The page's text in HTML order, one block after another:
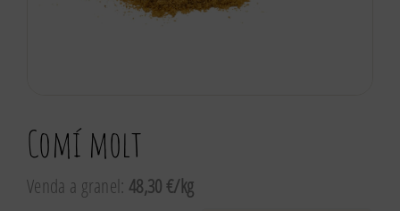
Comí molt
Venda a granel: 48,30 €/kg